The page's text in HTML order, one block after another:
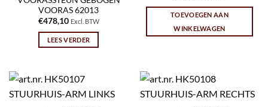
VOORAS 62013
€478,10 Excl. BTW
LEES VERDER
TOEVOEGEN AAN
WINKELWAGEN